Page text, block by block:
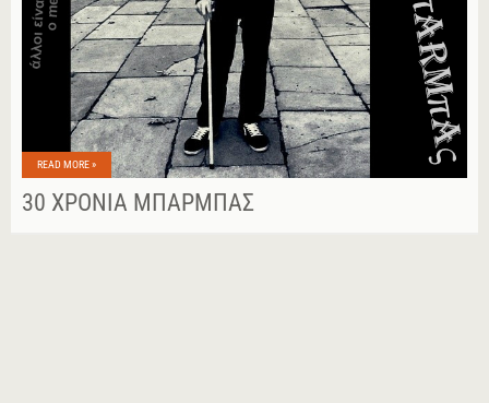
READ MORE »
30 ΧΡΌΝΙΑ ΜΠΆΡΜΠΑΣ